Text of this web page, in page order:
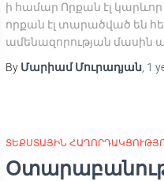
ի համար Որքան էլ
որքան էլ տարածված են
ամենազորության մասին
By Մարիամ Մուրադյան, 1
ՏԵՔՍՏԱՅԻՆ